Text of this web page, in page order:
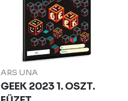
ARS UNA
GEEK 2023 1. OSZT.